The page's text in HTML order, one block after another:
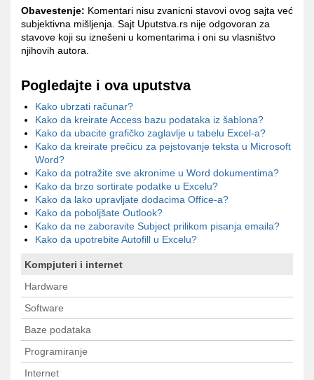
Obavestenje: Komentari nisu zvanicni stavovi ovog sajta već
subjektivna mišljenja. Sajt Uputstva.rs nije odgovoran za
stavove koji su iznešeni u komentarima i oni su vlasništvo
njihovih autora.
Pogledajte i ova uputstva
Kako ubrzati računar?
Kako da kreirate Access bazu podataka iz šablona?
Kako da ubacite grafičko zaglavlje u tabelu Excel-a?
Kako da kreirate prečicu za pejstovanje teksta u Microsoft
Word?
Kako da potražite sve akronime u Word dokumentima?
Kako da brzo sortirate podatke u Excelu?
Kako da lako upravljate dodacima Office-a?
Kako da poboljšate Outlook?
Kako da ne zaboravite Subject prilikom pisanja emaila?
Kako da upotrebite Autofill u Excelu?
Kompjuteri i internet
Hardware
Software
Baze podataka
Programiranje
Internet